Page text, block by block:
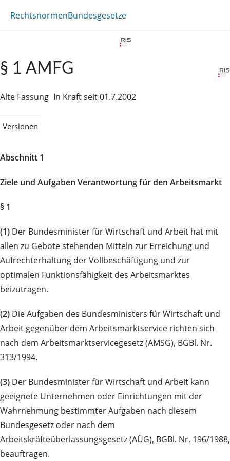
RechtsnormenBundesgesetze
§ 1 AMFG
Alte Fassung In Kraft seit 01.7.2002
Versionen
Abschnitt 1
Ziele und Aufgaben Verantwortung für den Arbeitsmarkt
§ 1
(1) Der Bundesminister für Wirtschaft und Arbeit hat mit
allen zu Gebote stehenden Mitteln zur Erreichung und
Aufrechterhaltung der Vollbeschäftigung und zur
optimalen Funktionsfähigkeit des Arbeitsmarktes
beizutragen.
(2) Die Aufgaben des Bundesministers für Wirtschaft und
Arbeit gegenüber dem Arbeitsmarktservice richten sich
nach dem Arbeitsmarktservicegesetz (AMSG), BGBl. Nr.
313/1994.
(3) Der Bundesminister für Wirtschaft und Arbeit kann
geeignete Unternehmen oder Einrichtungen mit der
Wahrnehmung bestimmter Aufgaben nach diesem
Bundesgesetz oder nach dem
Arbeitskräfteüberlassungsgesetz (AÜG), BGBl. Nr. 196/1988,
beauftragen.